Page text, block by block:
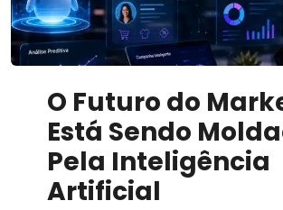
O Futuro do
Está Sendo
Pela Inteligência
Artificial